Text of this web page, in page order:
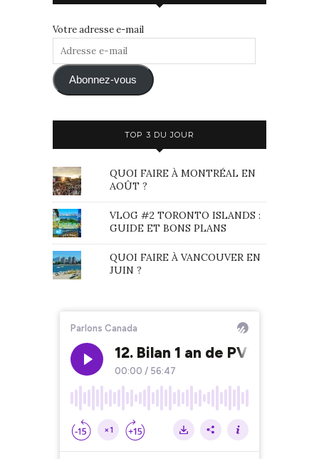
Votre adresse e-mail
Adresse
mail Abonnez-vous
TOP 3 DU JOUR
QUOI FAIRE À MONTRÉAL EN
AOÛT ?
VLOG #2 TORONTO ISLANDS :
GUIDE ET BONS PLANS
QUOI FAIRE À VANCOUVER EN
JUIN ?